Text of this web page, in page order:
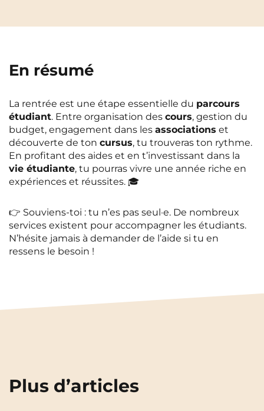
En résumé
La rentrée est une étape essentielle du parcours
étudiant. Entre organisation des cours, gestion du
budget, engagement dans les associations et
découverte de ton cursus, tu trouveras ton rythme.
En profitant des aides et en t’investissant dans la
vie étudiante, tu pourras vivre une année riche en
expériences et réussites. 🎓
👉 Souviens-toi : tu n’es pas seul·e. De nombreux
services existent pour accompagner les étudiants.
N’hésite jamais à demander de l’aide si tu en
ressens le besoin !
Plus d’articles